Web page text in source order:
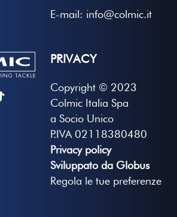
E-mail: info@colmic.it
PRIVACY
Copyright © 2023
Colmic Italia Spa
a Socio Unico
P.IVA 02118380480
Privacy policy
Sviluppato da Globus
Regola le tue preferenze